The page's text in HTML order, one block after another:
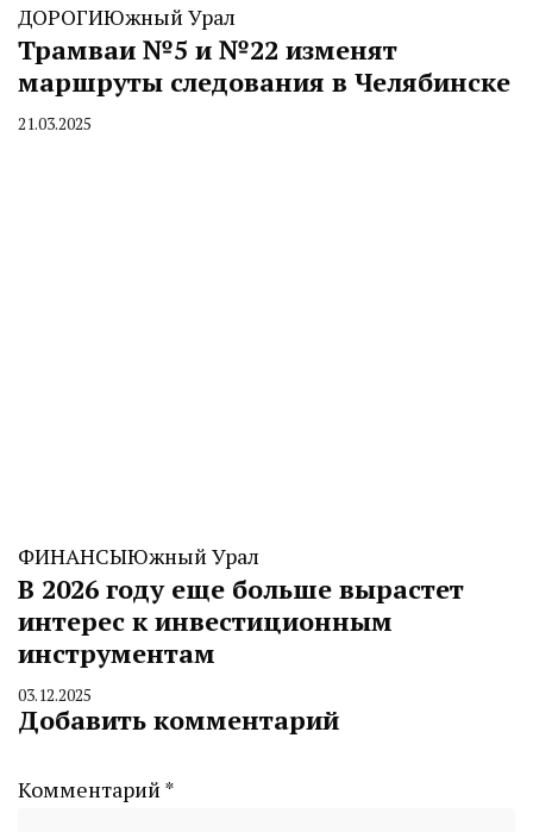
ДОРОГИЮжный Урал
Трамваи №5 и №22 изменят
маршруты следования в Челябинске
By
21.03.2025
ФИНАНСЫЮжный Урал
В 2026 году еще больше вырастет
интерес к инвестиционным
инструментам
By
CHELINDUSTRY
03.12.2025
Добавить комментарий
Комментарий *